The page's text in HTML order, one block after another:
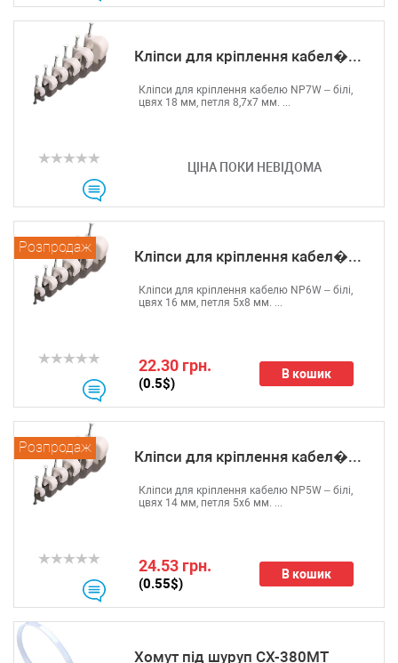
Кліпси для кріплення кабел�...
ЦІНА ПОКИ НЕВІДОМА
Кліпси для кріплення кабелю NP7W – білі,
цвях 18 мм, петля 8,7х7 мм. ...
Кліпси для кріплення кабел�...
Розпродаж
22.30 грн.
(0.5$)
В кошик
Кліпси для кріплення кабелю NP6W – білі,
цвях 16 мм, петля 5х8 мм. ...
Кліпси для кріплення кабел�...
Розпродаж
24.53 грн.
(0.55$)
В кошик
Кліпси для кріплення кабелю NP5W – білі,
цвях 14 мм, петля 5х6 мм. ...
Хомут під шуруп CX-380МТ